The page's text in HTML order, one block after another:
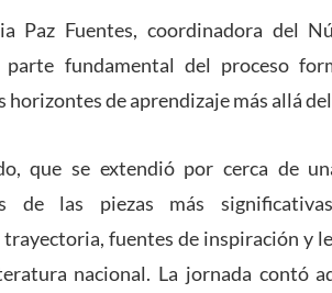
Paz Fuentes, coordinadora del
fundamental del proceso
de aprendizaje más allá del
que se extendió por cerca de
de las piezas más
fuentes de inspiración y
nacional. La jornada contó